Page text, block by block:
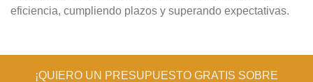
eficiencia, cumpliendo plazos y superando expectativas.
¡QUIERO UN PRESUPUESTO GRATIS SOBRE